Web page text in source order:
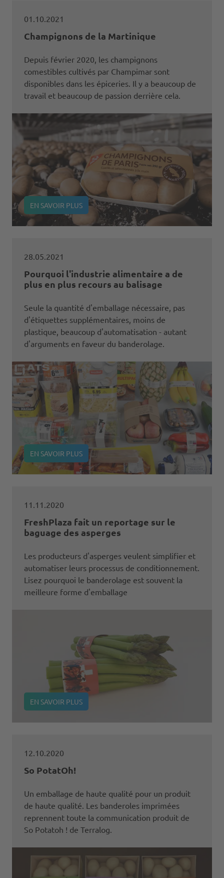
01.10.2021
Champignons de la Martinique
Depuis février 2020, les champignons
comestibles cultivés par Champimar sont
disponibles dans les épiceries. Il y a beaucoup de
travail et beaucoup de passion derrière cela.
EN SAVOIR PLUS
28.05.2021
Pourquoi l'industrie alimentaire a de
plus en plus recours au balisage
Seule la quantité d'emballage nécessaire, pas
d'étiquettes supplémentaires, moins de
plastique, beaucoup d'automatisation - autant
d'arguments en faveur du banderolage.
EN SAVOIR PLUS
11.11.2020
FreshPlaza fait un reportage sur le
baguage des asperges
Les producteurs d'asperges veulent simplifier et
automatiser leurs processus de conditionnement.
Lisez pourquoi le banderolage est souvent la
meilleure forme d'emballage
EN SAVOIR PLUS
12.10.2020
So PotatOh!
Un emballage de haute qualité pour un produit
de haute qualité. Les banderoles imprimées
reprennent toute la communication produit de
So Potatoh ! de Terralog.